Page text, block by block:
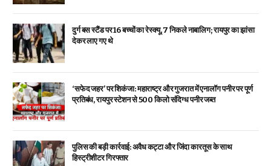
दुर्ग बस स्टैंड पर 16 बच्चों का रेस्क्यू, 7 निकले नाबालिग; रायपुर का झांसा
देकर लाए गए थे
‘सफेद जहर’ पर शिकंजा: महाराष्ट्र और गुजरात में एनालॉग पनीर पर पूर्ण
प्रतिबंध, रायपुर स्टेशन से 500 किलो संदिग्ध पनीर जब्त
पुलिस की बड़ी कार्रवाई: अवैध कट्टा और जिंदा कारतूस के साथ
हिस्ट्रीशीटर गिरफ्तार